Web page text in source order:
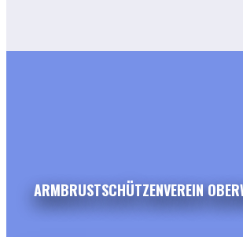
ARMBRUSTSCHÜTZENVEREIN